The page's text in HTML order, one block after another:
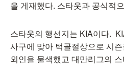
을 게재했다. 스타웃과 공식적
스타웃의 행선지는 KIA이다.
사구에 맞아 턱골절상으로 시
외인을 물색했고 대만리그의